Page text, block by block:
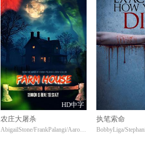
HD中字
农庄大屠杀
AbigailStone/FrankPalangi/AaronMichaelLambert
执笔索命